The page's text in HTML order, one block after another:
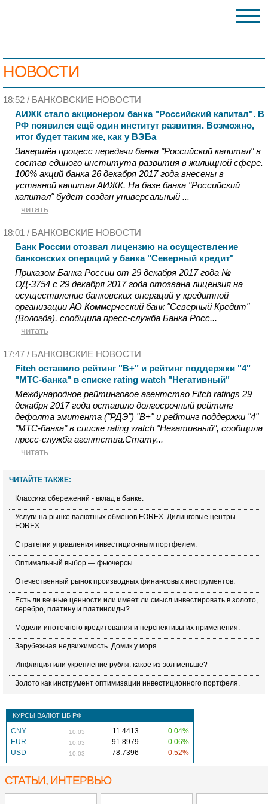
НОВОСТИ
18:52 / БАНКОВСКИЕ НОВОСТИ
АИЖК стало акционером банка "Российский капитал". В
РФ появился ещё один институт развития. Возможно,
итог будет таким же, как у ВЭБа
Завершён процесс передачи банка "Российский капитал" в
состав единого института развития в жилищной сфере.
100% акций банка 26 декабря 2017 года внесены в
уставной капитал АИЖК. На базе банка "Российский
капитал" будет создан универсальный ...
читать
18:01 / БАНКОВСКИЕ НОВОСТИ
Банк России отозвал лицензию на осуществление
банковских операций у банка "Северный кредит"
Приказом Банка России от 29 декабря 2017 года №
ОД-3754 с 29 декабря 2017 года отозвана лицензия на
осуществление банковских операций у кредитной
организации АО Коммерческий банк "Северный Кредит"
(Вологда), сообщила пресс-служба Банка Росс...
читать
17:47 / БАНКОВСКИЕ НОВОСТИ
Fitch оставило рейтинг "В+" и рейтинг поддержки "4"
"МТС-банка" в списке rating watch "Негативный"
Международное рейтинговое агентство Fitch ratings 29
декабря 2017 года оставило долгосрочный рейтинг
дефолта эмитента ("РДЭ") "В+" и рейтинг поддержки "4"
"МТС-банка" в списке rating watch "Негативный", сообщила
пресс-служба агентства.Стату...
читать
ЧИТАЙТЕ ТАКЖЕ:
Классика сбережений - вклад в банке.
Услуги на рынке валютных обменов FOREX. Дилинговые центры
FOREX.
Стратегии управления инвестиционным портфелем.
Оптимальный выбор — фьючерсы.
Отечественный рынок производных финансовых инструментов.
Есть ли вечные ценности или имеет ли смысл инвестировать в золото,
серебро, платину и платиноиды?
Модели ипотечного кредитования и перспективы их применения.
Зарубежная недвижимость. Домик у моря.
Инфляция или укрепление рубля: какое из зол меньше?
Золото как инструмент оптимизации инвестиционного портфеля.
КУРСЫ ВАЛЮТ ЦБ РФ
CNY 10.03 11.4413
0.04%
EUR
10.03 91.8979
0.06%
USD
10.03 78.7396 -0.52%
СТАТЬИ, ИНТЕРВЬЮ